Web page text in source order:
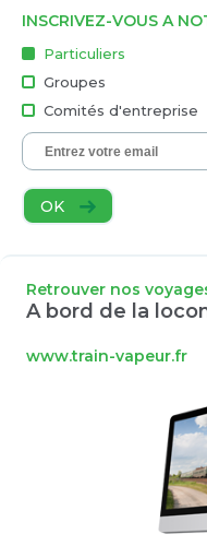
INSCRIVEZ-VOUS A
Particuliers
Groupes
Comités d'entreprise
OK
Retrouver nos
A bord de la
www.train-vapeur.fr